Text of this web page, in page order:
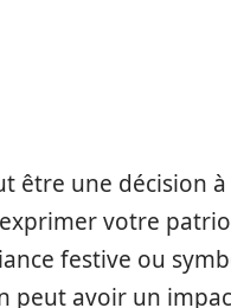
être une décision
votre
festive ou
peut avoir un